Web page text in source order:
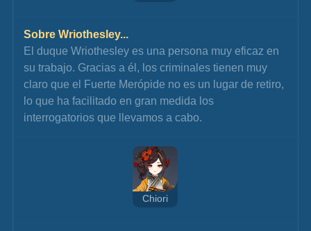
Sobre Wriothesley...
El duque Wriothesley es una persona muy eficaz en
su trabajo. Gracias a él, los criminales tienen muy
claro que el Fuerte Merópide no es un lugar de retiro,
lo que ha facilitado en gran medida los
interrogatorios que llevamos a cabo.
Chiori